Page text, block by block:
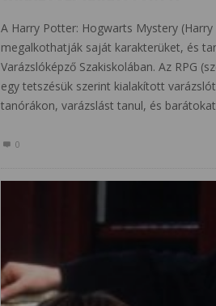
A Harry Potter: Hogwarts Mystery
megalkothatják saját karakterüket, és
Varázslóképző Szakiskolában. Az RPG
egy tetszésük szerint kialakított
tanórákon, varázslást tanul, és
0